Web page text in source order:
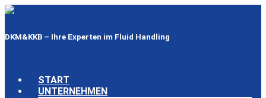
DKM&KKB – Ihre Experten im Fluid Handling
START
UNTERNEHMEN